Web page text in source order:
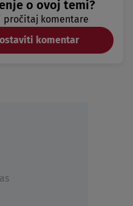
o ovoj temi?
pročitaj komentare
komentar